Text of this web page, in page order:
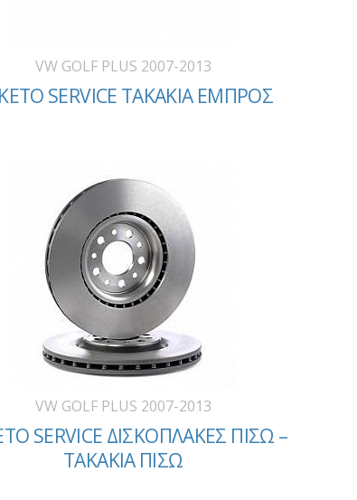
VW GOLF PLUS 2007-2013
SERVICE ΤΑΚΑΚΙΑ ΕΜΠΡΟΣ
VW GOLF PLUS 2007-2013
SERVICE ΔΙΣΚΟΠΛΑΚΕΣ ΠΙΣΩ –
ΤΑΚΑΚΙΑ ΠΙΣΩ